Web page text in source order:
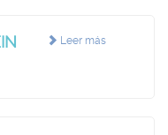
Leer más